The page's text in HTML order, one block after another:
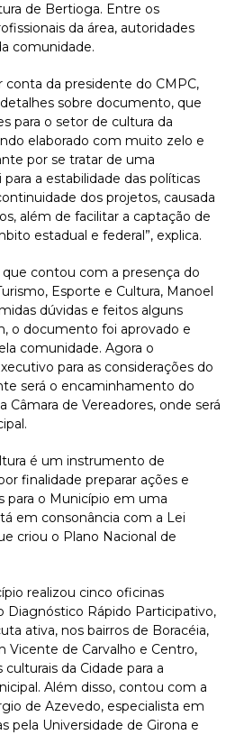
de Bertioga. Entre os
da área, autoridades
comunidade.
da presidente do CMPC,
sobre documento, que
para o setor de cultura da
elaborado com muito zelo e
por se tratar de uma
a estabilidade das políticas
dos projetos, causada
além de facilitar a captação de
estadual e federal”, explica.
contou com a presença do
Esporte e Cultura, Manoel
dúvidas e feitos alguns
o documento foi aprovado e
comunidade. Agora o
para as considerações do
será o encaminhamento do
Câmara de Vereadores, onde será
é um instrumento de
finalidade preparar ações e
para o Município em uma
em consonância com a Lei
criou o Plano Nacional de
realizou cinco oficinas
Diagnóstico Rápido Participativo,
ativa, nos bairros de Boracéia,
Vicente de Carvalho e Centro,
da Cidade para a
Além disso, contou com a
de Azevedo, especialista em
pela Universidade de Girona e